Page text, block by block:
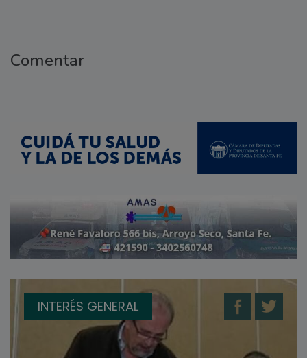
Comentar
INTERÉS GENERAL